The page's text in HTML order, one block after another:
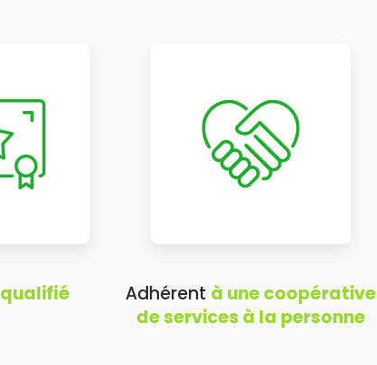
qualifié Adhérent à une coopérative
de services à la personne